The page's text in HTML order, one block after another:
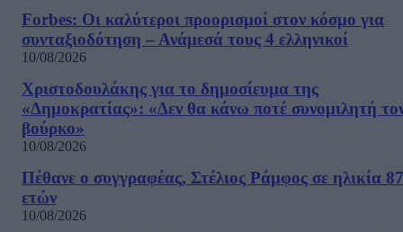
Forbes: Οι καλύτεροι προορισμοί στον κόσμο για
συνταξιοδότηση – Ανάμεσά τους 4 ελληνικοί
10/08/2026
Χριστοδουλάκης για το δημοσίευμα της
«Δημοκρατίας»: «Δεν θα κάνω ποτέ συνομιλητή
βούρκο»
10/08/2026
Πέθανε ο συγγραφέας, Στέλιος Ράμφος σε ηλικία 87
ετών
10/08/2026